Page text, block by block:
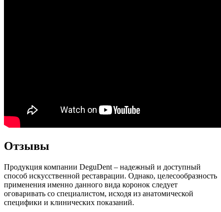
Отзывы
Продукция компании DeguDent – надежный и доступный
способ искусственной реставрации. Однако, целесообразность
применения именно данного вида коронок следует
оговаривать со специалистом, исходя из анатомической
специфики и клинических показаний.